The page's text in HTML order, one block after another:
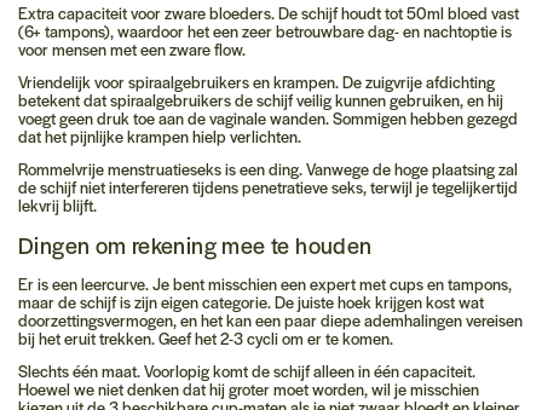
Extra capaciteit voor zware bloeders.De schijf houdt tot 50ml bloed vast
(6+ tampons), waardoor het een zeer betrouwbare dag- en nachtoptie is
voor mensen met een zware flow.
Vriendelijk voor spiraalgebruikers en krampen.De zuigvrije afdichting
betekent dat spiraalgebruikers de schijf veilig kunnen gebruiken, en hij
voegt geen druk toe aan de vaginale wanden. Sommigen hebben gezegd
dat het pijnlijke krampen hielp verlichten.
Rommelvrije menstruatieseks is een ding.Vanwege de hoge plaatsing zal
de schijf niet interfereren tijdens penetratieve seks, terwijl je tegelijkertijd
lekvrij blijft.
Dingen om rekening mee te houden
Er is een leercurve.Je bent misschien een expert met cups en tampons,
maar de schijf is zijn eigen categorie. De juiste hoek krijgen kost wat
doorzettingsvermogen, en het kan een paar diepe ademhalingen vereisen
bij het eruit trekken. Geef het 2-3 cycli om er te komen.
Slechts één maat.Voorlopig komt de schijf alleen in één capaciteit.
Hoewel we niet denken dat hij groter moet worden, wil je misschien